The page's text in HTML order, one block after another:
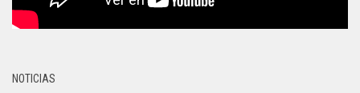
NOTICIAS